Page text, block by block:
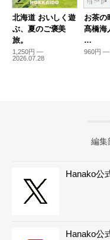
北海道 おいしく遊
ぶ、夏のご褒美
旅。
1,250円 —
2026.07.28
お茶の
髙橋海
…
960円 —
編集
Hanako公
Hanako公